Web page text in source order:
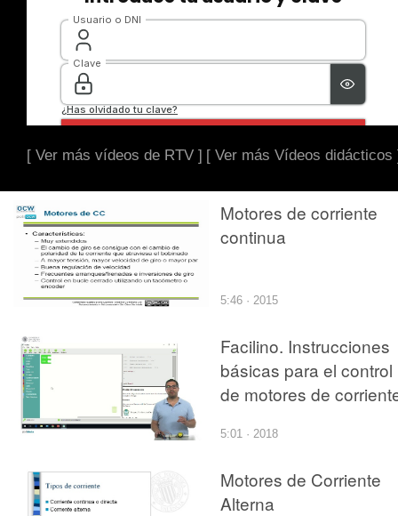
[ Ver más vídeos de RTV ] [ Ver más Vídeos didácticos
Motores de corriente
continua
5:46 · 2015
Facilino. Instrucciones
básicas para el control
de motores de
5:01 · 2018
Motores de Corriente
Alterna